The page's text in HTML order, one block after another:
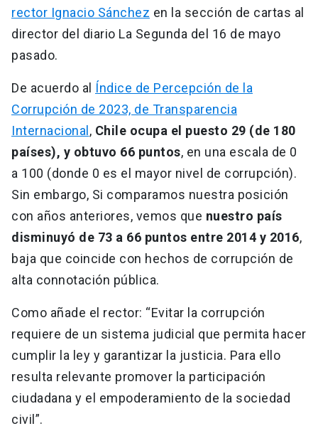
rector Ignacio Sánchez en la sección de cartas al
director del diario La Segunda del 16 de mayo
pasado.
De acuerdo al Índice de Percepción de la
Corrupción de 2023, de Transparencia
Internacional , Chile ocupa el puesto 29 (de 180
países), y obtuvo 66 puntos, en una escala de 0
a 100 (donde 0 es el mayor nivel de corrupción).
Sin embargo, Si comparamos nuestra posición
con años anteriores, vemos que nuestro país
disminuyó de 73 a 66 puntos entre 2014 y 2016,
baja que coincide con hechos de corrupción de
alta connotación pública.
Como añade el rector: “Evitar la corrupción
requiere de un sistema judicial que permita hacer
cumplir la ley y garantizar la justicia. Para ello
resulta relevante promover la participación
ciudadana y el empoderamiento de la sociedad
civil”.